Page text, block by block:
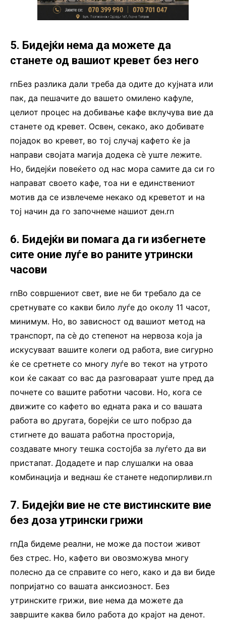
5. Бидејќи нема да можете да
станете од вашиот кревет без него
rnБез разлика дали треба да одите до кујната или
пак, да пешачите до вашето омилено кафуле,
целиот процес на добивање кафе вклучува вие да
станете од кревет. Освен, секако, ако добивате
појадок во кревет, во тој случај кафето ќе ја
направи својата магија додека сè уште лежите.
Но, бидејќи повеќето од нас мора самите да си го
направат своето кафе, тоа ни е единствениот
мотив да се извлечеме некако од креветот и на
тој начин да го започнеме нашиот ден.rn
6. Бидејќи ви помага да ги избегнете
сите оние луѓе во раните утрински
часови
rnВо совршениот свет, вие не би требало да се
сретнувате со какви било луѓе до околу 11 часот,
минимум. Но, во зависност од вашиот метод на
транспорт, па сè до степенот на нервоза која ја
искусуваат вашите колеги од работа, вие сигурно
ќе се сретнете со многу луѓе во текот на утрото
кои ќе сакаат со вас да разговараат уште пред да
почнете со вашите работни часови. Но, кога се
движите со кафето во едната рака и со вашата
работа во другата, борејќи се што побрзо да
стигнете до вашата работна просторија,
создавате многу тешка состојба за луѓето да ви
пристапат. Додадете и пар слушалки на оваа
комбинација и веднаш ќе станете недопирливи.rn
7. Бидејќи вие не сте вистинските вие
без доза утрински грижи
rnДа бидеме реални, не може да постои живот
без стрес. Но, кафето ви овозможува многу
полесно да се справите со него, како и да ви биде
попријатно со вашата анксиозност. Без
утринските грижи, вие нема да можете да
завршите каква било работа до крајот на денот.